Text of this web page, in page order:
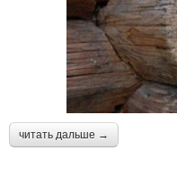
читать дальше →